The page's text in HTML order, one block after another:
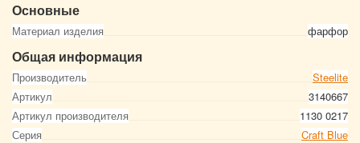
Основные
Материал изделия фарфор
Общая информация
Производитель
Steelite
Артикул
3140667
Артикул производителя
1130 0217
Серия
Craft Blue